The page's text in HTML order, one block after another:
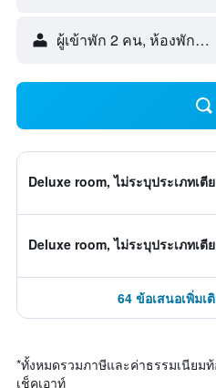
ผู้เข้าพัก 2 คน, ห้องพัก 1 ห้
Deluxe room, ไม่ระบุประเภทเตี
Deluxe room, ไม่ระบุประเภทเตี
64 ข้อเสนอเพิ่มเ
*ทั้งหมดรวมภาษีและค่าธรรมเนียม
เช็คเอาท์